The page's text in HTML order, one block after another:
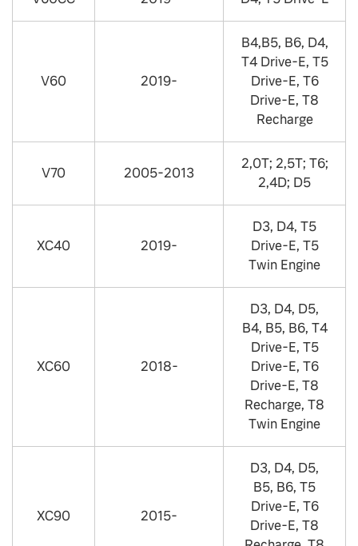
V60 2019-
B4,B5, B6, D4,
T4 Drive-E, T5
Drive-E, T6
Drive-E, T8
Recharge
V70 2005-2013
2,0T; 2,5T; T6;
2,4D; D5
XC40 2019-
D3, D4, T5
Drive-E, T5
Twin Engine
XC60 2018-
D3, D4, D5,
B4, B5, B6, T4
Drive-E, T5
Drive-E, T6
Drive-E, T8
Recharge, T8
Twin Engine
XC90 2015-
D3, D4, D5,
B5, B6, T5
Drive-E, T6
Drive-E, T8